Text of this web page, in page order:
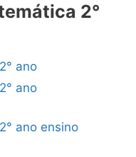
2°
ano
ano
ano ensino